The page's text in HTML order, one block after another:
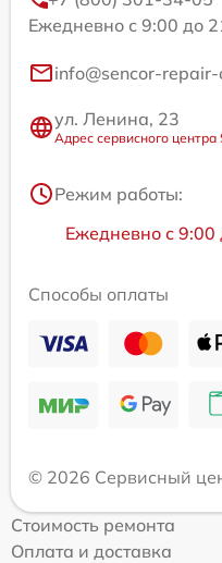
Ежедневно с 9:00 до
info@sencor-
ул. Ленина, 23
Адрес сервисного центра
Режим работы:
Ежедневно с 9:00
Способы оплаты
© 2026 Сервисный
Стоимость ремонта
Оплата и доставка